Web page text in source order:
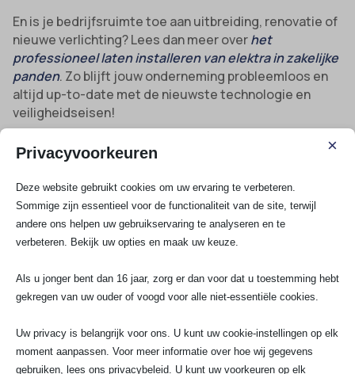
En is je bedrijfsruimte toe aan uitbreiding, renovatie of
nieuwe verlichting? Lees dan meer overhet
professioneel laten installeren van elektra in zakelijke
panden. Zo blijft jouw onderneming probleemloos en
altijd up-to-date met de nieuwste technologie en
veiligheidseisen!
Bekijk al onze diensten
Spoedservice
3 Fasen aansluiting
Krachtstroom aansluiten
Elektra renovatie
Groep aanleggen
Kookgroep aansluiten
Privacyvoorkeuren ×
Deze website gebruikt cookies om uw ervaring te verbeteren.
Sommige zijn essentieel voor de functionaliteit van de site, terwijl
andere ons helpen uw gebruikservaring te analyseren en te
verbeteren. Bekijk uw opties en maak uw keuze.
Als u jonger bent dan 16 jaar, zorg er dan voor dat u toestemming hebt
gekregen van uw ouder of voogd voor alle niet-essentiële cookies.
Uw privacy is belangrijk voor ons. U kunt uw cookie-instellingen op elk
moment aanpassen. Voor meer informatie over hoe wij gegevens
gebruiken, lees ons privacybeleid. U kunt uw voorkeuren op elk